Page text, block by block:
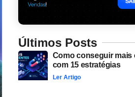
Últimos Posts
Como conseguir mais
com 15 estratégias
Ler Artigo